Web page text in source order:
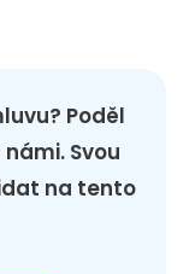
Poděl
Svou
na tento